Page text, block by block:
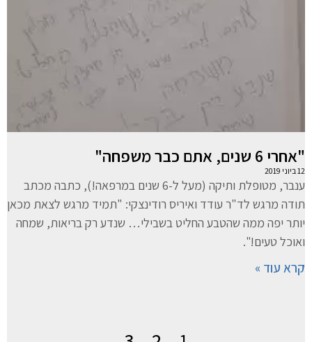
"אחרי 6 שנים, אתם כבר משפחה"
12 ביוני 2019
ענבר, מטופלת ותיקה (מעל ל-6 שנים במרפאה!), כתבה מכתב
תודה מרגש לד"ר עודד ואיריס רודינצקי: "תמיד מרגש לצאת מכאן
יותר יפה ממה שהטבע החליט בשבילי… שנדע רק בריאות, שמחה
ואוכל טעים!".
קרא עוד »